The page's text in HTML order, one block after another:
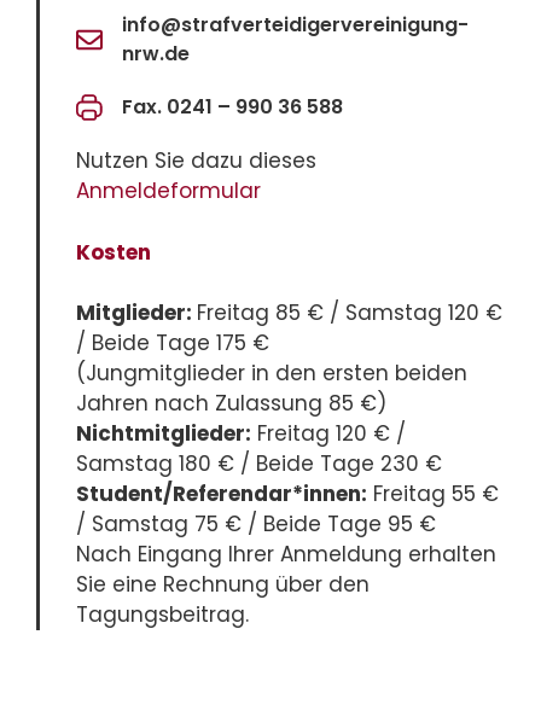
info@strafverteidigervereinigung-
nrw.de
Fax. 0241 – 990 36 588
Nutzen Sie dazu dieses
Anmeldeformular
Kosten
Mitglieder: Freitag 85 € / Samstag 120 €
/ Beide Tage 175 €
(Jungmitglieder in den ersten beiden
Jahren nach Zulassung 85 €)
Nichtmitglieder: Freitag 120 € /
Samstag 180 € / Beide Tage 230 €
Student/Referendar*innen: Freitag 55 €
/ Samstag 75 € / Beide Tage 95 €
Nach Eingang Ihrer Anmeldung erhalten
Sie eine Rechnung über den
Tagungsbeitrag.